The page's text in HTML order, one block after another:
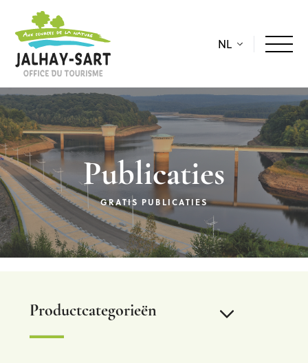
NL
Publicaties
GRATIS PUBLICATIES
Productcategorieën